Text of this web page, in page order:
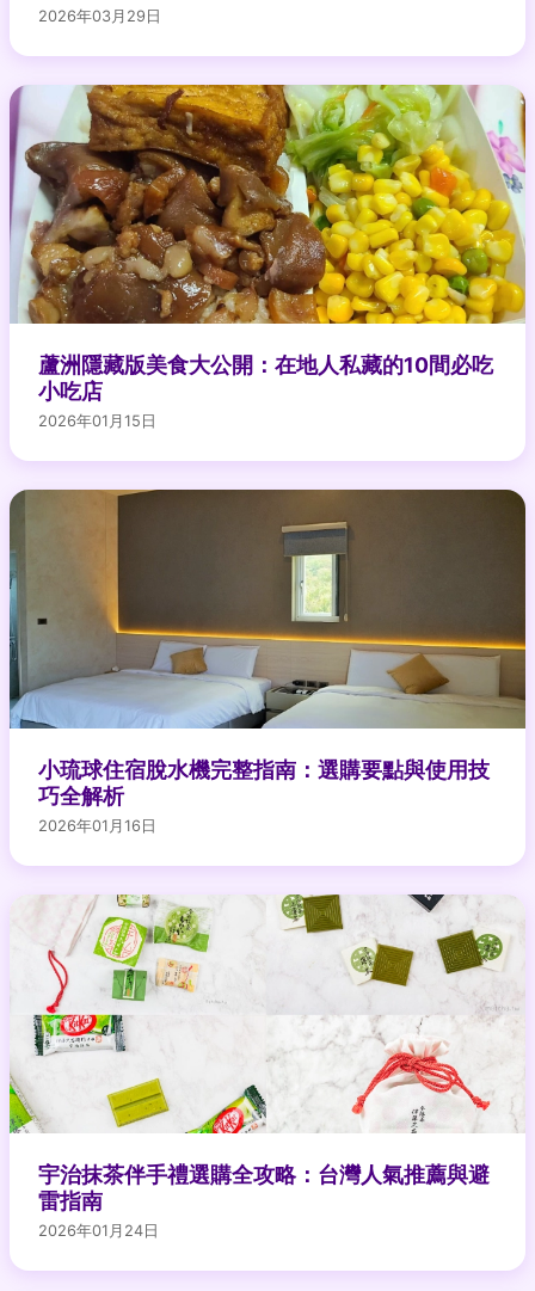
2026年03月29日
蘆洲隱藏版美食大公開：在地人私藏的10間必吃
小吃店
2026年01月15日
小琉球住宿脫水機完整指南：選購要點與使用技
巧全解析
2026年01月16日
宇治抹茶伴手禮選購全攻略：台灣人氣推薦與避
雷指南
2026年01月24日